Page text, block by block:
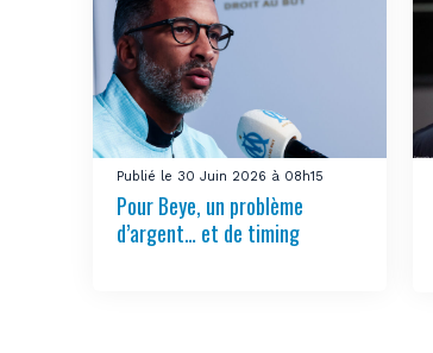
Publié le 30 Juin 2026 à 08h15
Pour Beye, un problème
d’argent… et de timing